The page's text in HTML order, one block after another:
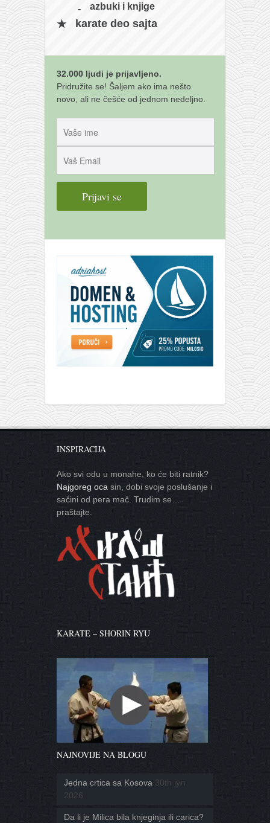
galerija kluba
članarina
besplatna e-knjiga
termini treninga
moja priča
fotke
kontakt
azbuki i knjige
karate deo sajta
32.000 ljudi je prijavljeno.
Pridružite se! Šaljem ako ima nešto
novo, ali ne češće od jednom nedeljno.
INSPIRACIJA
Ako svi odu u monahe, ko će biti ratnik?
Najgoreg oca sin, dobi svoje poslušanje i
sačini od pera mač. Trudim se…
praštajte.
KARATE – SHORIN RYU
NAJNOVIJE NA BLOGU
Jedna crtica sa Kosova 30th јул
2026
Da li je Milica bila knjeginja ili carica?